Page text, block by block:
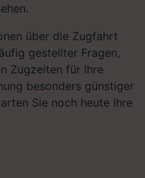
über die Zugfahrt
gestellter Fragen,
Zugzeiten für Ihre
besonders günstiger
Sie noch heute Ihre